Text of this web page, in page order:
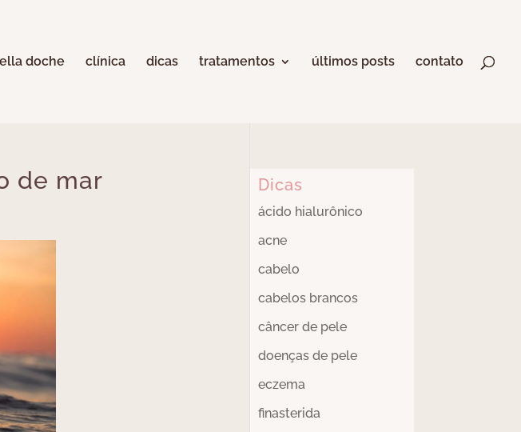
doche clínica dicas tratamentos últimos posts contato
de mar Dicas
ácido hialurônico
acne
cabelo
cabelos brancos
câncer de pele
doenças de pele
eczema
finasterida